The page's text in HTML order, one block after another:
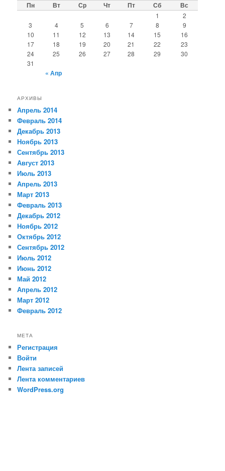
Пн Вт Ср Чт Пт Сб Вс
1
2
3
4 5 6 7 8
9
10
11 12 13 14 15
16
17
18 19 20 21 22
23
24
25 26 27 28 29
30
31
« Апр
АРХИВЫ
Апрель 2014
Февраль 2014
Декабрь 2013
Ноябрь 2013
Сентябрь 2013
Август 2013
Июль 2013
Апрель 2013
Март 2013
Февраль 2013
Декабрь 2012
Ноябрь 2012
Октябрь 2012
Сентябрь 2012
Июль 2012
Июнь 2012
Май 2012
Апрель 2012
Март 2012
Февраль 2012
МЕТА
Регистрация
Войти
Лента записей
Лента комментариев
WordPress.org